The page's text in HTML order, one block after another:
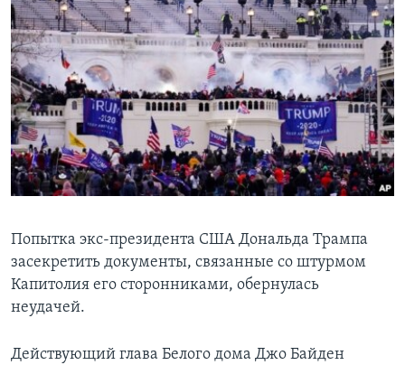
Попытка экс-президента США Дональда Трампа
засекретить документы, связанные со штурмом
Капитолия его сторонниками, обернулась
неудачей.
Действующий глава Белого дома Джо Байден